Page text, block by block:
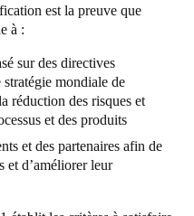
est la preuve que
à :
sur des directives
stratégie mondiale de
réduction des risques et
et des produits
et des partenaires afin de
et d’améliorer leur